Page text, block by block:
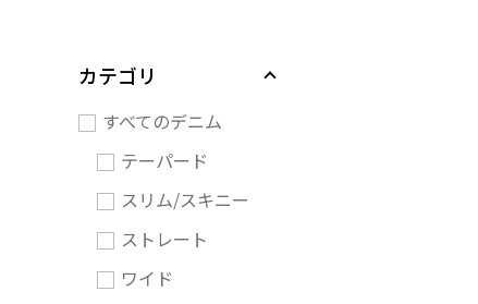
カテゴリ
すべてのデニム
テーパード
スリム/スキニー
ストレート
ワイド